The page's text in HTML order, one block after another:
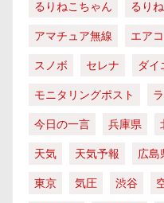
るりねこちゃん
るり
アマチュア無線
エア
スノボ
セレナ ダイ
モニタリングポスト
今日の一言
兵庫県
天気
天気予報 広島
東京
気圧 渋谷